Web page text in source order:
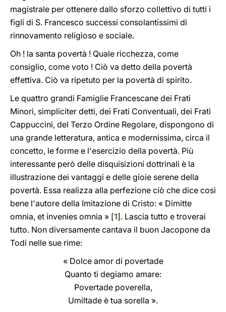
magistrale per ottenere dallo sforzo collettivo di tutti i
figli di S. Francesco successi consolantissimi di
rinnovamento religioso e sociale.
Oh ! la santa povertà ! Quale ricchezza, come
consiglio, come voto ! Ciò va detto della povertà
effettiva. Ciò va ripetuto per la povertà di spirito.
Le quattro grandi Famiglie Francescane dei Frati
Minori, simpliciter detti, dei Frati Conventuali, dei Frati
Cappuccini, del Terzo Ordine Regolare, dispongono di
una grande letteratura, antica e modernissima, circa il
concetto, le forme e l'esercizio della povertà. Più
interessante però delle disquisizioni dottrinali è la
illustrazione dei vantaggi e delle gioie serene della
povertà. Essa realizza alla perfezione ciò che dice così
bene l'autore della Imitazione di Cristo: « Dimitte
omnia, et invenies omnia » [1]. Lascia tutto e troverai
tutto. Non diversamente cantava il buon Jacopone da
Todi nelle sue rime:
« Dolce amor di povertade
Quanto ti degiamo amare:
Povertade poverella,
Umiltade è tua sorella ».